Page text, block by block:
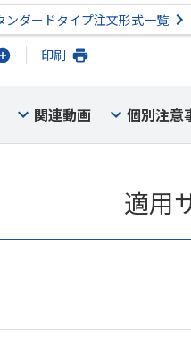
ンダードタイプ注文形式一覧
印刷
関連動画 個別注意
適用